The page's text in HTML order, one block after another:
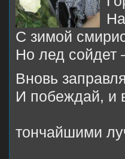
С зимой
Но лед сойдет
Вновь
И побеждай, и
тончайшими